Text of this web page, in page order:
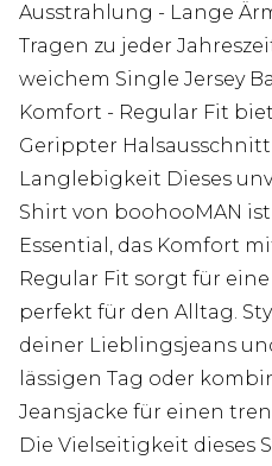
Ausstrahlung - Lange
Tragen zu jeder
weichem Single Jersey
Komfort - Regular Fit
Gerippter
Langlebigkeit Dieses
Shirt von boohooMAN
Essential, das Komfort
Regular Fit sorgt für
perfekt für den Alltag.
deiner Lieblingsjeans
lässigen Tag oder
Jeansjacke für einen
Die Vielseitigkeit dieses